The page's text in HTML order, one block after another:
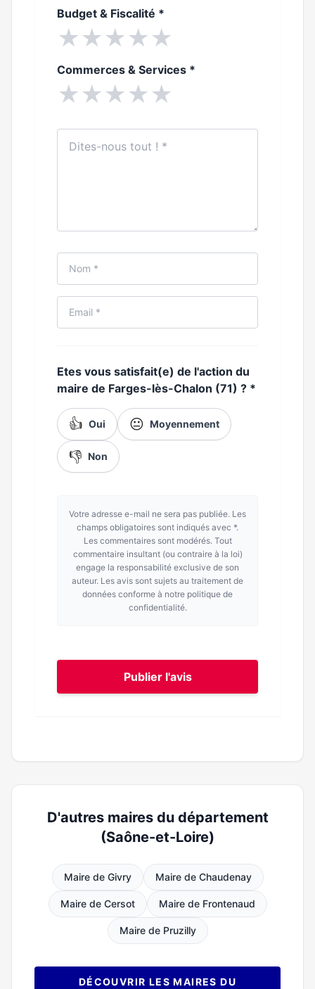
Budget & Fiscalité *
★★★★★
Commerces & Services *
★★★★★
Etes vous satisfait(e) de l'action du
maire de Farges-lès-Chalon (71) ? *
👍 Oui 😐 Moyennement
👎 Non
Votre adresse e-mail ne sera pas publiée. Les
champs obligatoires sont indiqués avec *.
Les commentaires sont modérés. Tout
commentaire insultant (ou contraire à la loi)
engage la responsabilité exclusive de son
auteur. Les avis sont sujets au traitement de
données conforme à notre politique de
confidentialité.
Publier l'avis
D'autres maires du département
(Saône-et-Loire)
Maire de Givry Maire de Chaudenay
Maire de Cersot Maire de Frontenaud
Maire de Pruzilly
DÉCOUVRIR LES MAIRES DU